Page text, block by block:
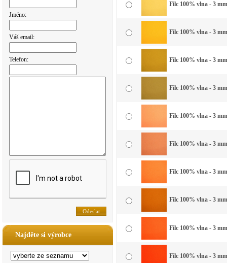
Jméno:
Váš email:
Telefon:
Najděte si výrobce
Filc 100% vlna - 3
Filc 100% vlna - 3
Filc 100% vlna - 3
Filc 100% vlna - 3
Filc 100% vlna - 3
Filc 100% vlna - 3
Filc 100% vlna - 3
Filc 100% vlna - 3
Filc 100% vlna - 3
Filc 100% vlna - 3